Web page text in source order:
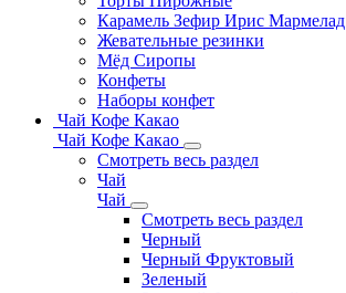
Карамель Зефир Ирис Мармелад
Жевательные резинки
Мёд Сиропы
Конфеты
Наборы конфет
Чай Кофе Какао
Чай Кофе Какао
Смотреть весь раздел
Чай
Чай
Смотреть весь раздел
Черный
Черный Фруктовый
Зеленый